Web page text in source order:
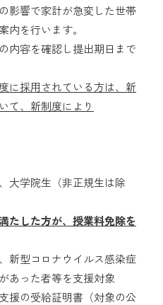
影響で家計が急変した世帯
内を行います。
内容を確認し提出期日まで
に採用されている方は、新
て、新制度により
大学院生（非正規生は除
たした方が、授業料免除を
新型コロナウイルス感染症
あった者等を支援対象
の受給証明書（対象の公